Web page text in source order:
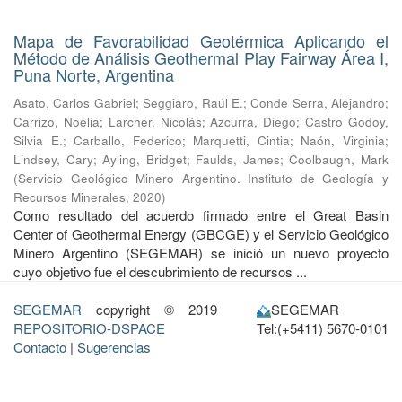
Mapa de Favorabilidad Geotérmica Aplicando el
Método de Análisis Geothermal Play Fairway Área I,
Puna Norte, Argentina
Asato, Carlos Gabriel;Seggiaro, Raúl E.;Conde Serra, Alejandro;
Carrizo, Noelia; Larcher, Nicolás;Azcurra, Diego;Castro Godoy,
Silvia E.;Carballo, Federico; Marquetti, Cintia; Naón, Virginia;
Lindsey, Cary;Ayling, Bridget; Faulds, James;Coolbaugh, Mark
(Servicio Geológico Minero Argentino. Instituto de Geología y
Recursos Minerales, 2020)
Como resultado del acuerdo firmado entre el Great Basin
Center of Geothermal Energy (GBCGE) y el Servicio Geológico
Minero Argentino (SEGEMAR) se inició un nuevo proyecto
cuyo objetivo fue el descubrimiento de recursos ...
SEGEMAR copyright © 2019
REPOSITORIO-DSPACE
Contacto | Sugerencias
SEGEMAR
Tel:(+5411) 5670-0101